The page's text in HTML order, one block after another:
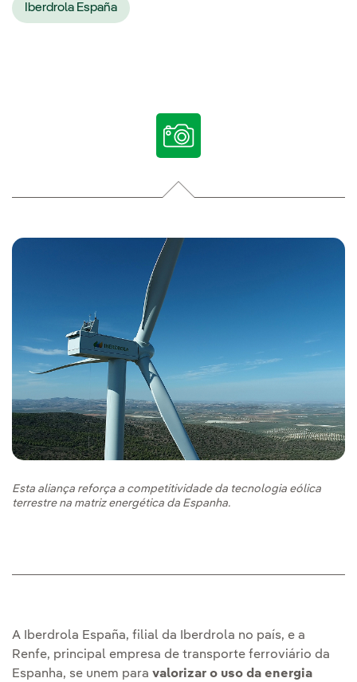
Iberdrola España
Esta aliança reforça a competitividade da tecnologia eólica
terrestre na matriz energética da Espanha.
A Iberdrola España, filial da Iberdrola no país, e a
Renfe, principal empresa de transporte ferroviário da
Espanha, se unem para valorizar o uso da energia